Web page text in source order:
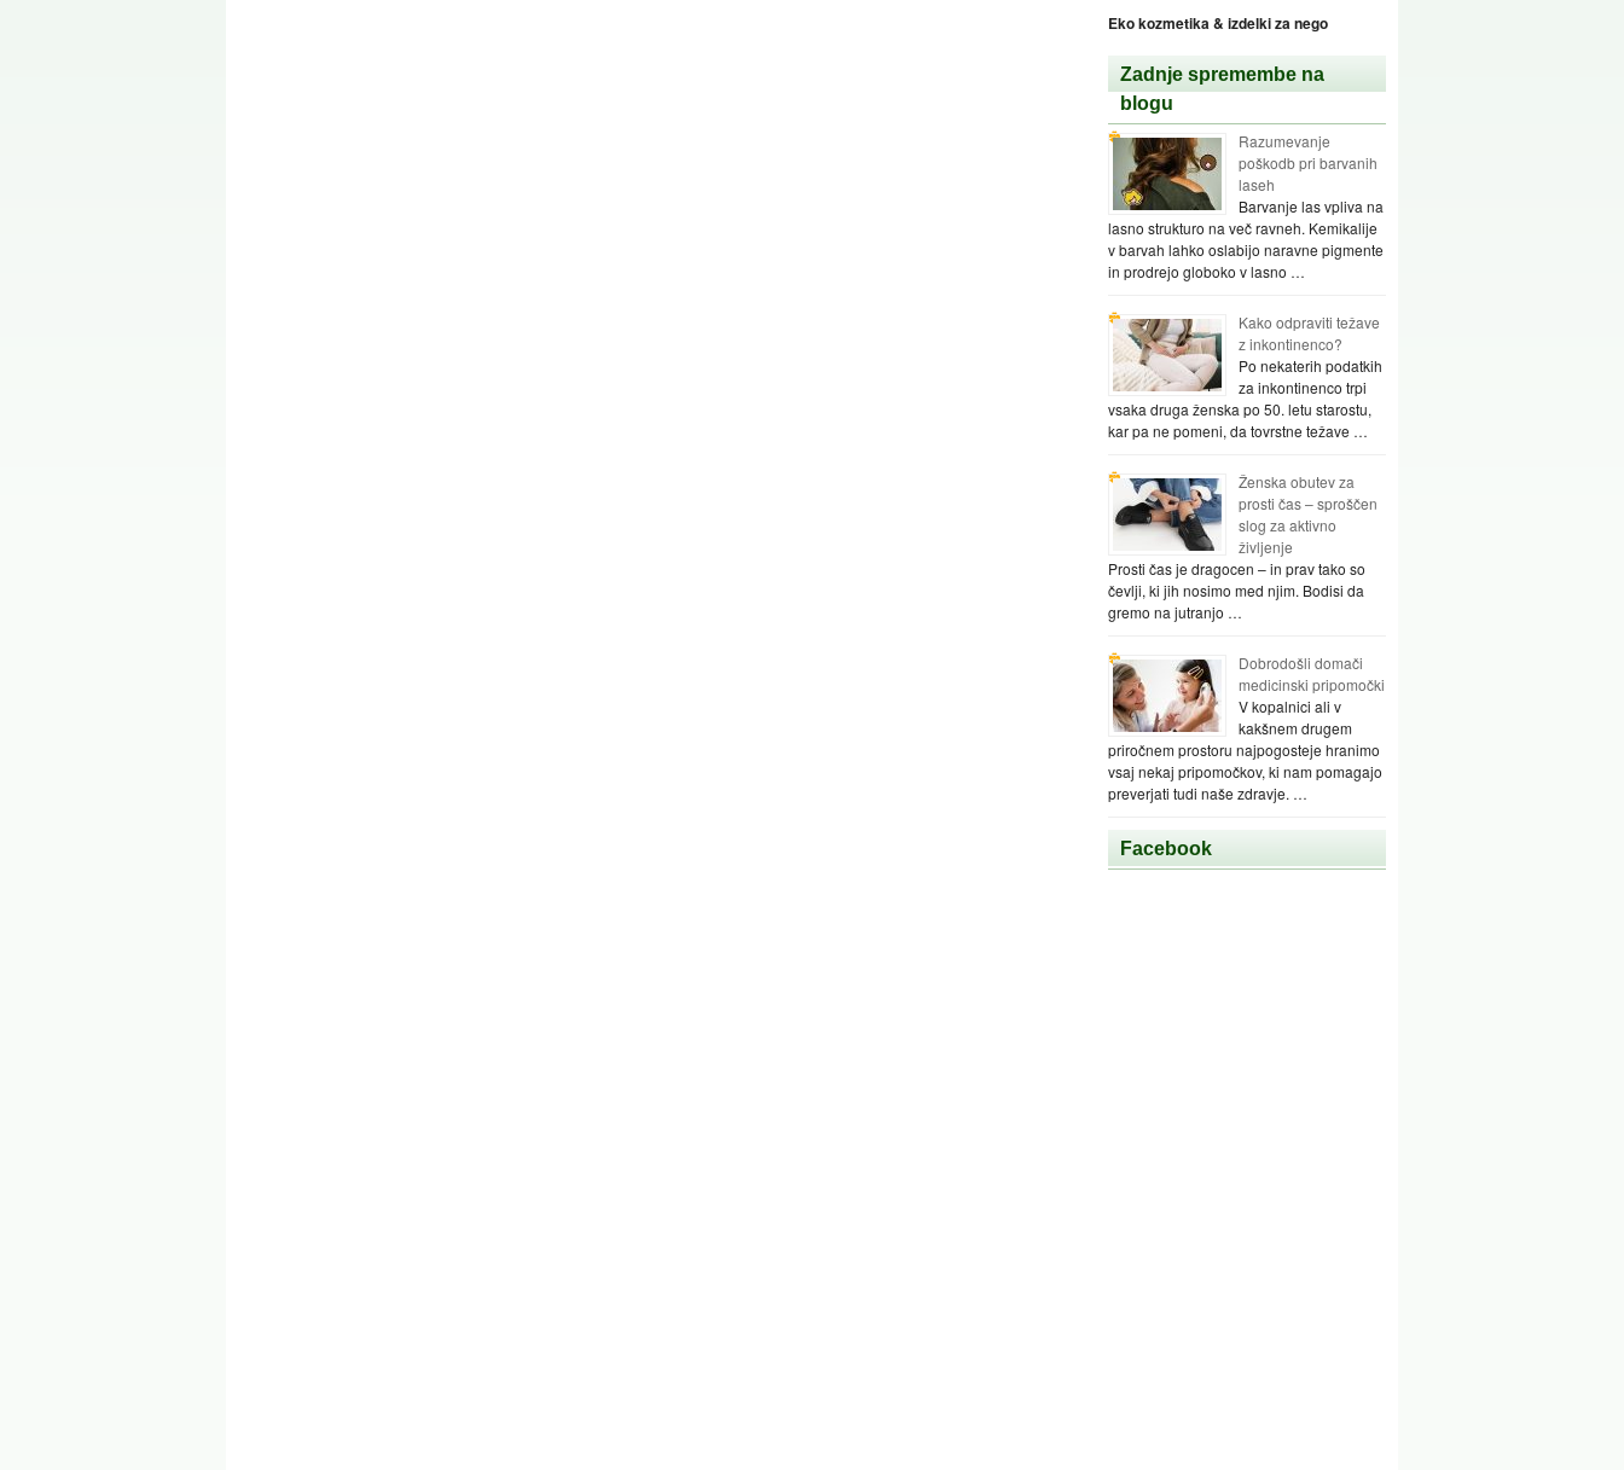
Eko kozmetika & izdelki za nego
Zadnje spremembe na
blogu
Razumevanje
poškodb pri barvanih
laseh
Barvanje las vpliva na
lasno strukturo na več ravneh. Kemikalije
v barvah lahko oslabijo naravne pigmente
in prodrejo globoko v lasno …
Kako odpraviti težave
z inkontinenco?
Po nekaterih podatkih
za inkontinenco trpi
vsaka druga ženska po 50. letu starostu,
kar pa ne pomeni, da tovrstne težave …
Ženska obutev za
prosti čas – sproščen
slog za aktivno
življenje
Prosti čas je dragocen – in prav tako so
čevlji, ki jih nosimo med njim. Bodisi da
gremo na jutranjo …
Dobrodošli domači
medicinski pripomočki
V kopalnici ali v
kakšnem drugem
priročnem prostoru najpogosteje hranimo
vsaj nekaj pripomočkov, ki nam pomagajo
preverjati tudi naše zdravje. …
Facebook